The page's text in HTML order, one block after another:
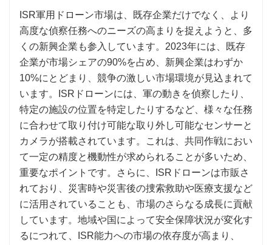
ISR軍用ドローン市場は、既存企業だけでなく、より
高度な偵察任務へのニーズの高まりを捉えようと、多
くの新興企業も参入しています。2023年には、既存
企業が市場シェアの90%を占め、新興企業はわずか
10%にとどまり、競争の激しい市場環境が見込まれて
います。ISRドローンには、軍の動きを偵察したり、
特定の施設の位置を特定したりするなど、様々な任務
に合わせて取り付け可能な取り外し可能なセンサーと
カメラが搭載されています。これは、共同作戦におい
て一定の精度と機動性が求められることが多いため、
重要なポイントです。さらに、ISRドローンは市販さ
れており、災害時や災害後の捜索救助や医療支援など
に活用されていることも、市場のさらなる成長に貢献
しています。地域や国によって安全保障状況が変化す
るにつれて、ISR能力への市場の依存度が高まり、